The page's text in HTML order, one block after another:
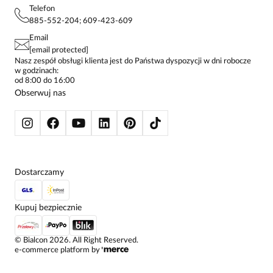
KONTAKTY
POLITYKA PRYWATNOŚCI
STREFA STAŁEGO KLIENTA
KOSZULE DAMSKIE
SPODNIE DAMSKIE
ŻAKIETY I MARYNARKI
SWETRY
BLUZY
Telefon
885-552-204; 609-423-609
Email
[email protected]
Nasz zespół obsługi klienta jest do Państwa dyspozycji w dni robocze
w godzinach:
od 8:00 do 16:00
Obserwuj nas
© Bialcon 2026. All Right Reserved.
e-commerce platform by
Dostarczamy
Kupuj bezpiecznie